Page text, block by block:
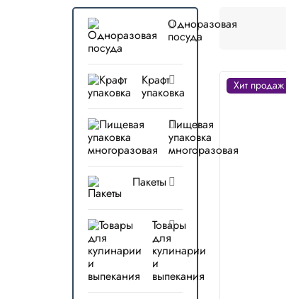
Одноразовая
посуда
Крафт
упаковка
Пищевая
упаковка
многоразовая
Пакеты
Товары
для
кулинарии
и
выпекания
Хит продаж